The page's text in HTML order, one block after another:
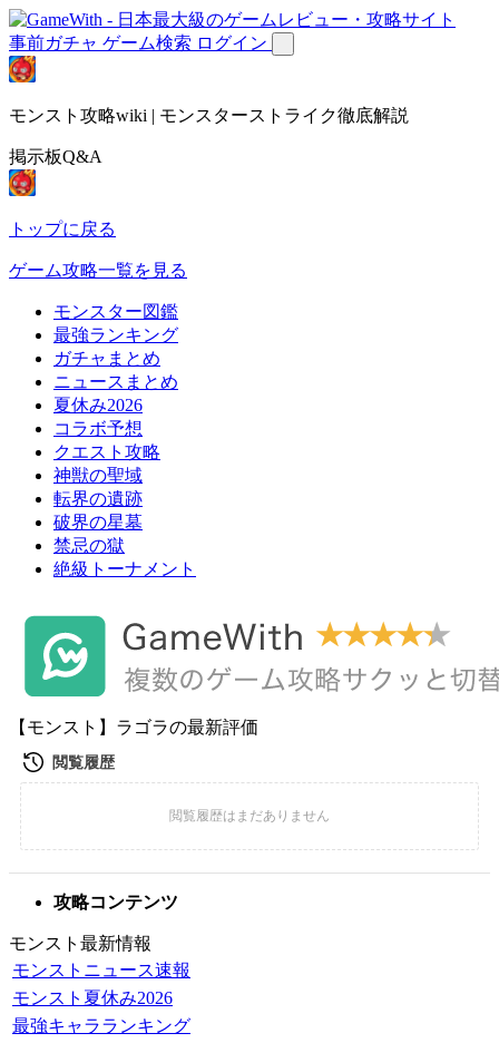
事前ガチャ ゲーム検索 ログイン
モンスト攻略wiki | モンスターストライク徹底解説
掲示板Q&A
トップに戻る
ゲーム攻略一覧を見る
モンスター図鑑
最強ランキング
ガチャまとめ
ニュースまとめ
夏休み2026
コラボ予想
クエスト攻略
神獣の聖域
転界の遺跡
破界の星墓
禁忌の獄
絶級トーナメント
【モンスト】ラゴラの最新評価
攻略コンテンツ
モンスト最新情報
モンストニュース速報
モンスト夏休み2026
最強キャラランキング